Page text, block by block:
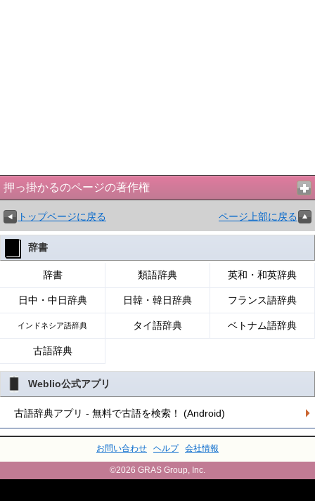
押っ掛かるのページの著作権
トップページに戻る ページ上部に戻る
辞書
辞書 類語辞典 英和・和英辞典
日中・中日辞典 日韓・韓日辞典 フランス語辞典
インドネシア語辞典 タイ語辞典 ベトナム語辞典
古語辞典
Weblio公式アプリ
古語辞典アプリ - 無料で古語を検索！ (Android)
お問い合わせ ヘルプ 会社情報
©2026 GRAS Group, Inc.